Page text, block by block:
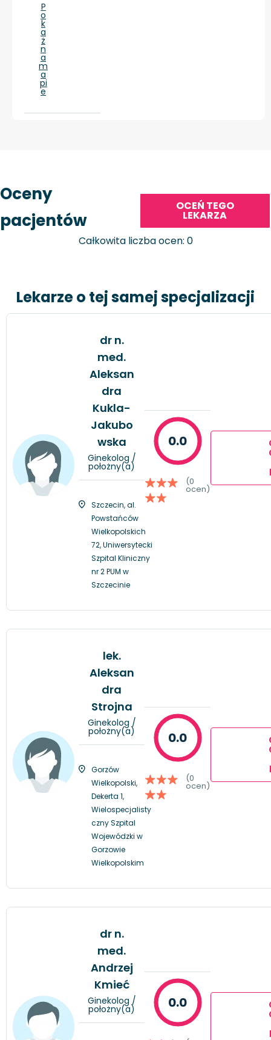
P
o
k
a
ż
n
a
m
a
pi
e
Oceny
pacjentów
OCEŃ TEGO
LEKARZA
Całkowita liczba ocen: 0
Lekarze o tej samej specjalizacji
dr n.
med.
Aleksan
dra
Kukla-
Jakubo
wska
Ginekolog /
położny(a)
Szczecin, al.
Powstańców
Wielkopolskich
72, Uniwersytecki
Szpital Kliniczny
nr 2 PUM w
Szczecinie
0.0
(0
ocen)
lek.
Aleksan
dra
Strojna
Ginekolog /
położny(a)
Gorzów
Wielkopolski,
Dekerta 1,
Wielospecjalisty
czny Szpital
Wojewódzki w
Gorzowie
Wielkopolskim
0.0
(0
ocen)
dr n.
med.
Andrzej
Kmieć
Ginekolog /
położny(a) 0.0